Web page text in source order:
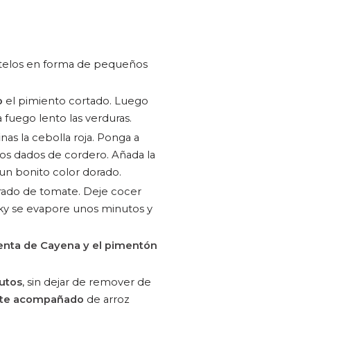
en forma de pequeños
el pimiento cortado. Luego
fuego lento las verduras.
la cebolla roja. Ponga a
dados de cordero. Añada la
bonito color dorado.
de tomate. Deje cocer
se evapore unos minutos y
de Cayena y el pimentón
, sin dejar de remover de
acompañado de arroz